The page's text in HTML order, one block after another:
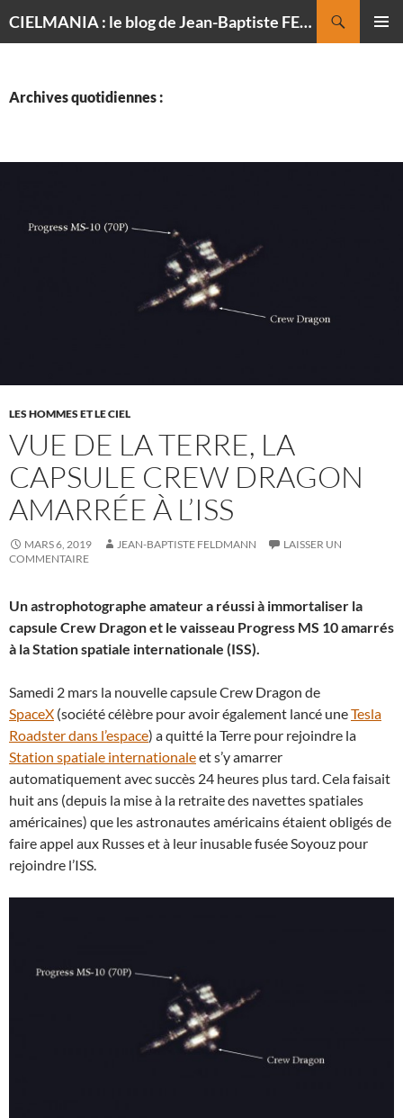
CIELMANIA : le blog de Jean-Baptiste FELDMANN, photographe du ciel
Archives quotidiennes :
LES HOMMES ET LE CIEL
VUE DE LA TERRE, LA
CAPSULE CREW DRAGON
AMARRÉE À L’ISS
MARS 6, 2019 JEAN-BAPTISTE FELDMANN
LAISSER UN
COMMENTAIRE
Un astrophotographe amateur a réussi à immortaliser la
capsule Crew Dragon et le vaisseau Progress MS 10 amarrés
à la Station spatiale internationale (ISS).
Samedi 2 mars la nouvelle capsule Crew Dragon de
SpaceX (société célèbre pour avoir également lancé uneTesla
Roadster dans l’espace) a quitté la Terre pour rejoindre la
Station spatiale internationaleet s’y amarrer
automatiquement avec succès 24 heures plus tard. Cela faisait
huit ans (depuis la mise à la retraite des navettes spatiales
américaines) que les astronautes américains étaient obligés de
faire appel aux Russes et à leur inusable fusée Soyouz pour
rejoindre l’ISS.